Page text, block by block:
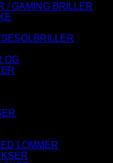
/ GAMING BRILLER
OG
LOMMER